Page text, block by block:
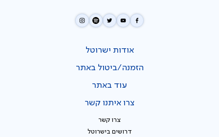
אודות ישרוטל
הזמנה/ביטול באתר
עוד באתר
צרו איתנו קשר
צרו קשר
דרושים בישרוטל